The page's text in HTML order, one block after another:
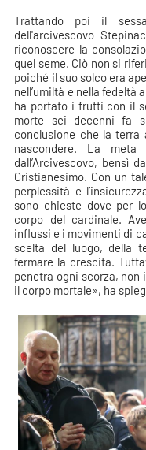
Trattando poi il
dell'arcivescovo
riconoscere la
quel seme. Ciò non si
poiché il suo solco era
nell’umiltà e nella fedeltà
ha portato i frutti con il
morte sei decenni fa
conclusione che la terra
nascondere. La meta
dall’Arcivescovo, bensì
Cristianesimo. Con un
perplessità e
sono chieste dove per
corpo del cardinale.
influssi e i movimenti di
scelta del luogo, della
fermare la crescita.
penetra ogni scorza, non
il corpo mortale», ha